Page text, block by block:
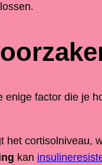
enige factor die je
het cortisolniveau,
kan